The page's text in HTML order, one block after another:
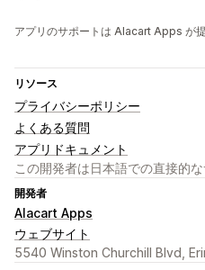
アプリのサポートは Alacart Apps が提
リソース
プライバシーポリシー
よくある質問
アプリドキュメント
この開発者は日本語での直接的
開発者
Alacart Apps
ウェブサイト
5540 Winston Churchill Blvd,